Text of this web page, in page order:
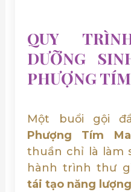
QUY
DƯỠNG
PHƯỢNG
Một buổi gội
Phượng Tím
thuần chỉ là làm
hành trình thư
tái tạo năng lượng